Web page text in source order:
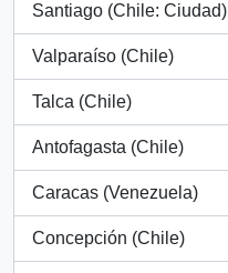
Santiago (Chile: Ciudad)
, 394 results
Valparaíso (Chile)
, 149 results
Talca (Chile)
, 13 results
Antofagasta (Chile)
, 10 results
Caracas (Venezuela)
, 9 results
Concepción (Chile)
, 9 results